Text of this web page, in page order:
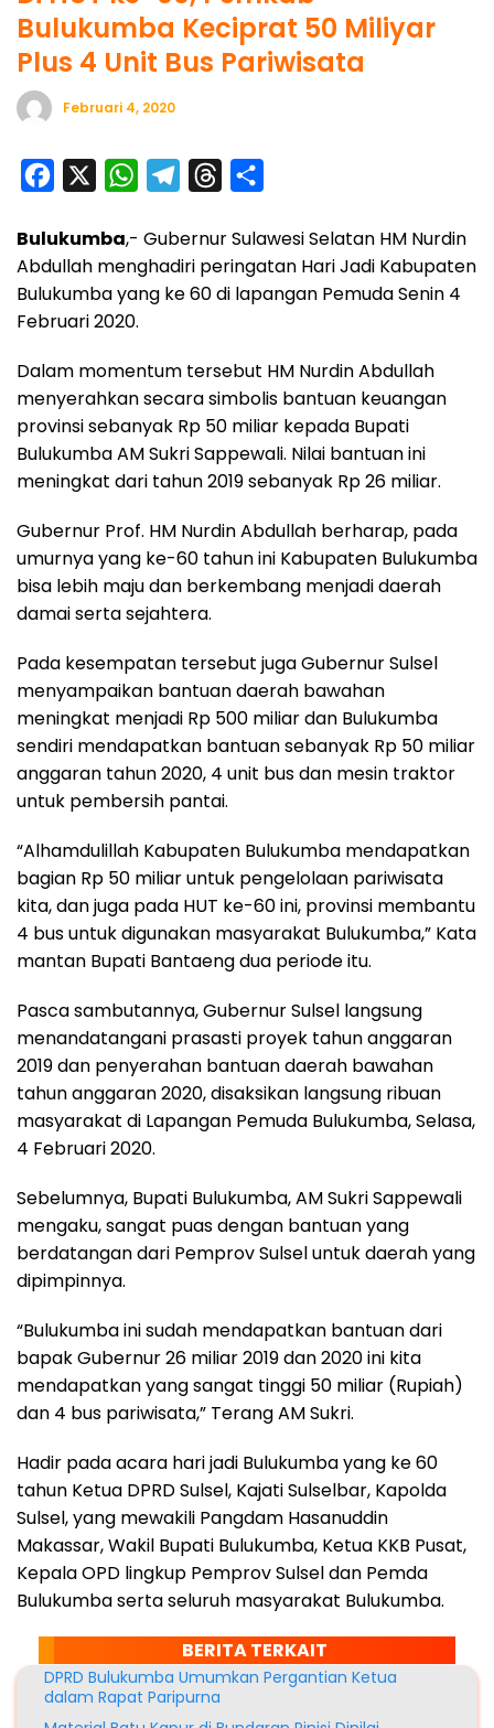
Bulukumba Keciprat 50 Miliyar
Plus 4 Unit Bus Pariwisata
Februari 4, 2020
c
e
b
o
k
W
a
t
s
p
p
l
e
g
a
m
r
e
a
s
a
r
e
Bulukumba,- Gubernur Sulawesi Selatan HM Nurdin
Abdullah menghadiri peringatan Hari Jadi Kabupaten
Bulukumba yang ke 60 di lapangan Pemuda Senin 4
Februari 2020.
Dalam momentum tersebut HM Nurdin Abdullah
menyerahkan secara simbolis bantuan keuangan
provinsi sebanyak Rp 50 miliar kepada Bupati
Bulukumba AM Sukri Sappewali. Nilai bantuan ini
meningkat dari tahun 2019 sebanyak Rp 26 miliar.
Gubernur Prof. HM Nurdin Abdullah berharap, pada
umurnya yang ke-60 tahun ini Kabupaten Bulukumba
bisa lebih maju dan berkembang menjadi daerah
damai serta sejahtera.
Pada kesempatan tersebut juga Gubernur Sulsel
menyampaikan bantuan daerah bawahan
meningkat menjadi Rp 500 miliar dan Bulukumba
sendiri mendapatkan bantuan sebanyak Rp 50 miliar
anggaran tahun 2020, 4 unit bus dan mesin traktor
untuk pembersih pantai.
“Alhamdulillah Kabupaten Bulukumba mendapatkan
bagian Rp 50 miliar untuk pengelolaan pariwisata
kita, dan juga pada HUT ke-60 ini, provinsi membantu
4 bus untuk digunakan masyarakat Bulukumba,” Kata
mantan Bupati Bantaeng dua periode itu.
Pasca sambutannya, Gubernur Sulsel langsung
menandatangani prasasti proyek tahun anggaran
2019 dan penyerahan bantuan daerah bawahan
tahun anggaran 2020, disaksikan langsung ribuan
masyarakat di Lapangan Pemuda Bulukumba, Selasa,
4 Februari 2020.
Sebelumnya, Bupati Bulukumba, AM Sukri Sappewali
mengaku, sangat puas dengan bantuan yang
berdatangan dari Pemprov Sulsel untuk daerah yang
dipimpinnya.
“Bulukumba ini sudah mendapatkan bantuan dari
bapak Gubernur 26 miliar 2019 dan 2020 ini kita
mendapatkan yang sangat tinggi 50 miliar (Rupiah)
dan 4 bus pariwisata,” Terang AM Sukri.
Hadir pada acara hari jadi Bulukumba yang ke 60
tahun Ketua DPRD Sulsel, Kajati Sulselbar, Kapolda
Sulsel, yang mewakili Pangdam Hasanuddin
Makassar, Wakil Bupati Bulukumba, Ketua KKB Pusat,
Kepala OPD lingkup Pemprov Sulsel dan Pemda
Bulukumba serta seluruh masyarakat Bulukumba.
BERITA TERKAIT
DPRD Bulukumba Umumkan Pergantian Ketua
dalam Rapat Paripurna